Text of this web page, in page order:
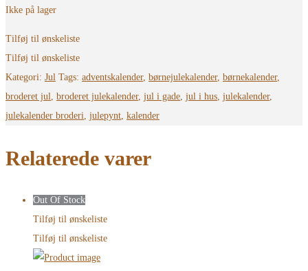
Ikke på lager
Tilføj til ønskeliste
Tilføj til ønskeliste
Kategori: Jul Tags: adventskalender, børnejulekalender, børnekalender,
broderet jul
broderet julekalender, jul i gade jul i hus julekalender,
julekalender broderi julepynt kalender
Relaterede varer
Out Of Stock
Tilføj til ønskeliste
Tilføj til ønskeliste